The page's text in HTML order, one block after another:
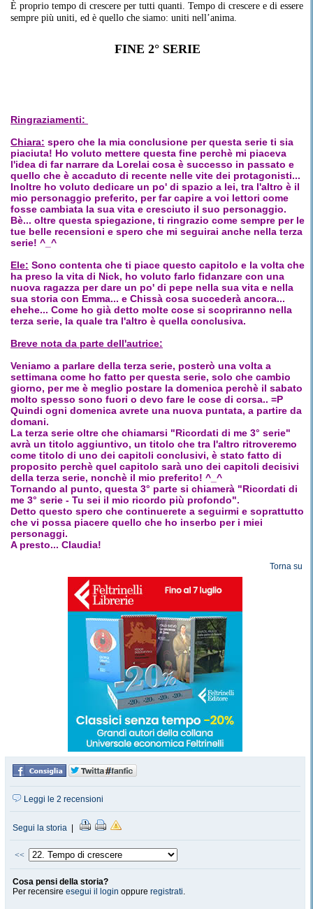
È proprio tempo di crescere per tutti quanti. Tempo di crescere e di essere
sempre più uniti, ed è quello che siamo: uniti nell’anima.
FINE 2° SERIE
Ringraziamenti:
Chiara: spero che la mia conclusione per questa serie ti sia
piaciuta! Ho voluto mettere questa fine perchè mi piaceva
l'idea di far narrare da Lorelai cosa è successo in passato e
quello che è accaduto di recente nelle vite dei protagonisti...
Inoltre ho voluto dedicare un po' di spazio a lei, tra l'altro è il
mio personaggio preferito, per far capire a voi lettori come
fosse cambiata la sua vita e cresciuto il suo personaggio.
Bè... oltre questa spiegazione, ti ringrazio come sempre per le
tue belle recensioni e spero che mi seguirai anche nella terza
serie! ^_^
Ele: Sono contenta che ti piace questo capitolo e la volta che
ha preso la vita di Nick, ho voluto farlo fidanzare con una
nuova ragazza per dare un po' di pepe nella sua vita e nella
sua storia con Emma... e Chissà cosa succederà ancora...
ehehe... Come ho già detto molte cose si scopriranno nella
terza serie, la quale tra l'altro è quella conclusiva.
Breve nota da parte dell'autrice:
Veniamo a parlare della terza serie, posterò una volta a
settimana come ho fatto per questa serie, solo che cambio
giorno, per me è meglio postare la domenica perchè il sabato
molto spesso sono fuori o devo fare le cose di corsa.. =P
Quindi ogni domenica avrete una nuova puntata, a partire da
domani.
La terza serie oltre che chiamarsi "Ricordati di me 3° serie"
avrà un titolo aggiuntivo, un titolo che tra l'altro ritroveremo
come titolo di uno dei capitoli conclusivi, è stato fatto di
proposito perchè quel capitolo sarà uno dei capitoli decisivi
della terza serie, nonchè il mio preferito! ^_^
Tornando al punto, questa 3° parte si chiamerà "Ricordati di
me 3° serie - Tu sei il mio ricordo più profondo".
Detto questo spero che continuerete a seguirmi e soprattutto
che vi possa piacere quello che ho inserbo per i miei
personaggi.
A presto... Claudia!
Torna su
Leggi le 2 recensioni
Segui la storia
<<
Cosa pensi della storia?
Per recensire esegui il login oppure registrati.